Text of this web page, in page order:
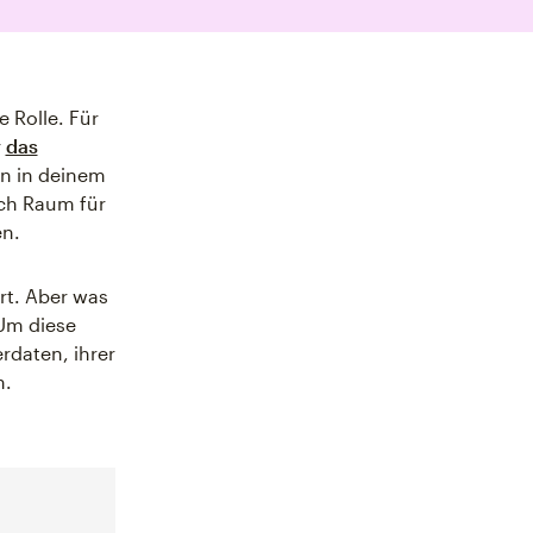
Rolle. Für
das
in deinem
Raum für
Aber was
diese
ihrer